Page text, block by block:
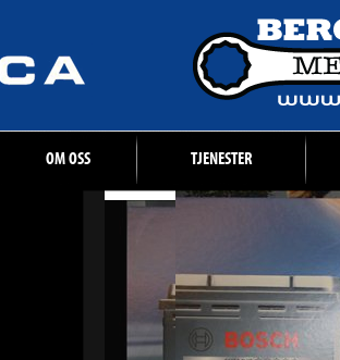
OM OSS TJENESTER